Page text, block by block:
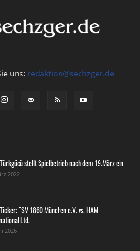
uns: redaktion@sechzger.de
stellt Spielbetrieb nach dem 19.März ein
2022
TSV 1860 München e.V. vs. HAM
Ltd.
2026